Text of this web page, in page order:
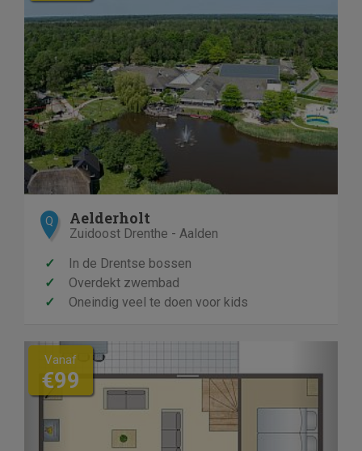
Q Aelderholt
Zuidoost Drenthe - Aalden
✓
In de Drentse bossen
✓
Overdekt zwembad
✓
Oneindig veel te doen voor kids
Previous
Vanaf
€99